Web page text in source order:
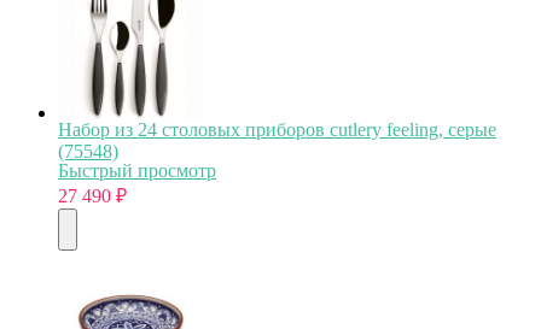
Набор из 24 столовых приборов cutlery feeling, серые
(75548)
Быстрый просмотр
27 490 ₽